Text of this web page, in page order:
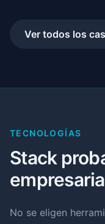
Ver todos los
TECNOLOGÍAS
Stack
No se eligen